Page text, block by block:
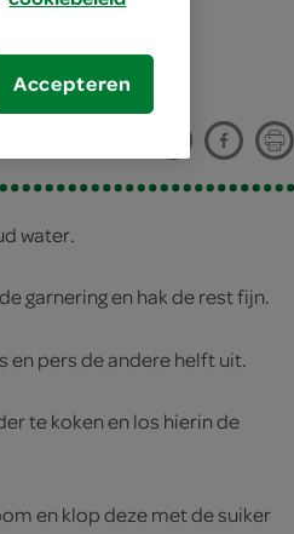
water.
garnering en hak de rest fijn.
en pers de andere helft uit.
te koken en los hierin de
en klop deze met de suiker
Accepteren